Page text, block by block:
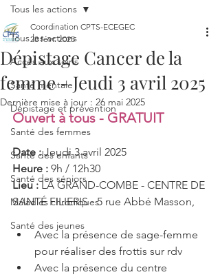
Tous les actions
Accès aux soins
Santé mentale
Dépistage et prévention
Santé des femmes
Santé des enfants
Santé des séniors
Maladies chroniques
Santé des jeunes
Tous les actions
Dépistage Cancer de la
femme - Jeudi 3 avril 2025
Coordination CPTS-ECEGEC
28 févr. 2025
Dernière mise à jour : 26 mai 2025
Ouvert à tous - GRATUIT
Date : Jeudi 3 avril 2025
Heure : 9h / 12h30
Lieu : LA GRAND-COMBE - CENTRE DE
SANTÉ FILIERIS - 5 rue Abbé Masson,
Avec la présence de sage-femme
pour réaliser des frottis sur rdv
Avec la présence du centre